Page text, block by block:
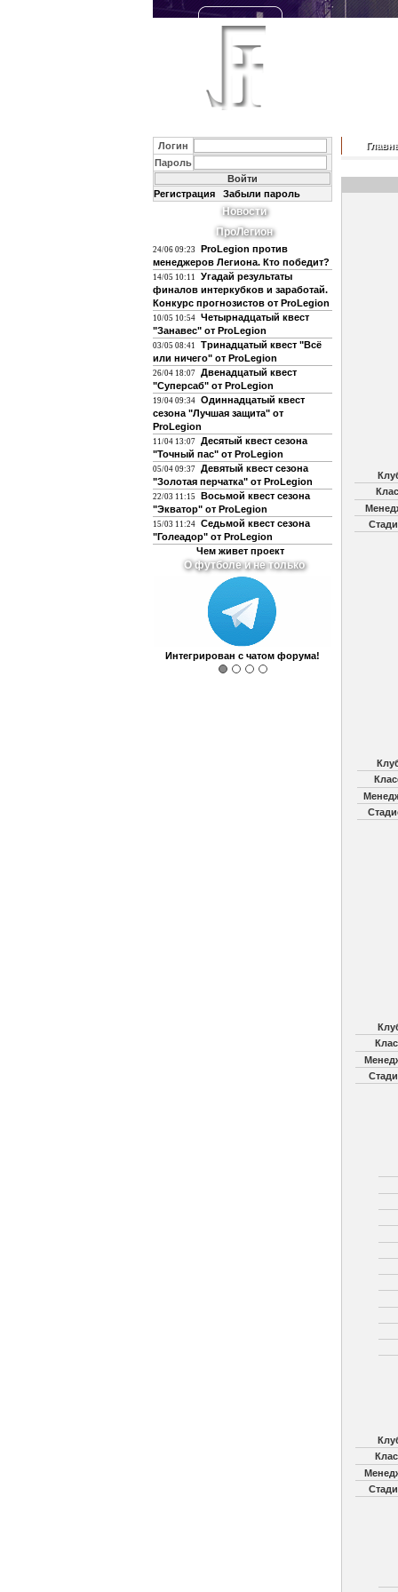
Логин
Пароль
Регистрация Забыли пароль
Новости
ПроЛегион
24/06 09:23
ProLegion против
менеджеров Легиона. Кто победит?
14/05 10:11
Угадай результаты
финалов интеркубков и заработай.
Конкурс прогнозистов от ProLegion
10/05 10:54 Четырнадцатый квест
"Занавес" от ProLegion
03/05 08:41
Тринадцатый квест "Всё
или ничего" от ProLegion
26/04 18:07 Двенадцатый квест
"Суперсаб" от ProLegion
19/04 09:34 Одиннадцатый квест
сезона "Лучшая защита" от
ProLegion
11/04 13:07 Десятый квест сезона
"Точный пас" от ProLegion
05/04 09:37 Девятый квест сезона
"Золотая перчатка" от ProLegion
22/03 11:15
Восьмой квест сезона
"Экватор" от ProLegion
15/03 11:24 Седьмой квест сезона
"Голеадор" от ProLegion
Чем живет проект
О футболе и не только
Интегрирован с чатом форума!